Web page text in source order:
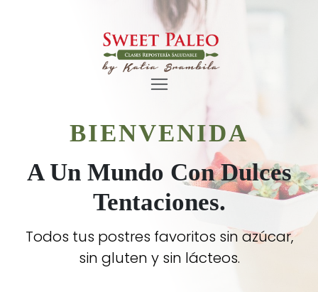
BIENVENIDA
A Un Mundo Con Dulces
Tentaciones.
Todos tus postres favoritos sin azúcar,
sin gluten y sin lácteos.